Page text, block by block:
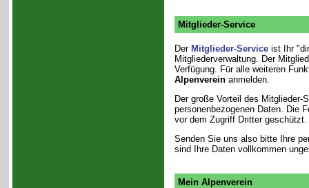
Mitglieder-Service
Der Mitglieder-Serviceist Ihr
Mitgliederverwaltung. Der
Verfügung. Für alle weiteren
Alpenvereinanmelden.
Der große Vorteil des
personenbezogenen Daten. Die
vor dem Zugriff Dritter geschützt.
Senden Sie uns also bitte Ihre
sind Ihre Daten vollkommen
Mein Alpenverein